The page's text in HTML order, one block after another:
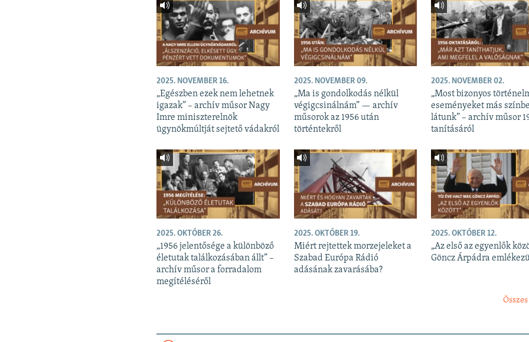
2025. NOVEMBER 16.
„Egészben ezek nem lehetnek
igazak” – archív műsor Nagy
Imre miniszterelnök
ügynökmúltját sejtető vádakról
2025. NOVEMBER 09.
„Ma is gondolkodás nélkül
végigcsinálnám” — archív
műsorok az 1956 után
történtekről
2025. NOVEMBER 02.
„Most bizonyos
eseményeket más
látunk” – archív műsor
tanításáról
2025. OKTÓBER 26.
„1956 jelentősége a különböző
életutak találkozásában állt” –
archív műsor a forradalom
megítéléséről
2025. OKTÓBER 19.
Miért rejtettek morzejeleket a
Szabad Európa Rádió
adásának zavarásába?
2025. OKTÓBER 12.
„Az első az egyenlők
Göncz Árpádra